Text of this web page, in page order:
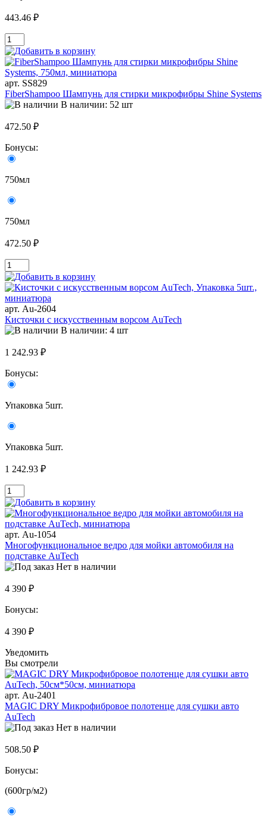
443.46 ₽
арт. SS829
FiberShampoo Шампунь для стирки микрофибры Shine Systems
В наличии: 52 шт
472.50 ₽
Бонусы:
750мл
750мл
472.50 ₽
арт. Au-2604
Кисточки с искусственным ворсом AuTech
В наличии: 4 шт
1 242.93 ₽
Бонусы:
Упаковка 5шт.
Упаковка 5шт.
1 242.93 ₽
арт. Au-1054
Многофункциональное ведро для мойки автомобиля на
подставке AuTech
Нет в наличии
4 390 ₽
Бонусы:
4 390 ₽
Уведомить
Вы смотрели
арт. Au-2401
MAGIC DRY Микрофибровое полотенце для сушки авто
AuTech
Нет в наличии
508.50 ₽
Бонусы:
(600гр/м2)